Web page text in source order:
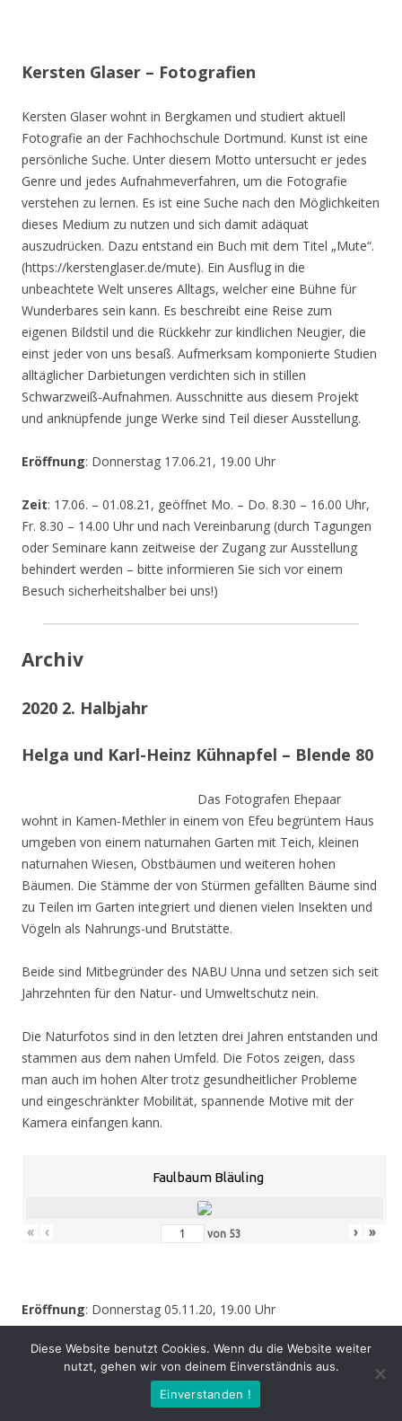
Kersten Glaser – Fotografien
Kersten Glaser wohnt in Bergkamen und studiert aktuell
Fotografie an der Fachhochschule Dortmund. Kunst ist eine
persönliche Suche. Unter diesem Motto untersucht er jedes
Genre und jedes Aufnahmeverfahren, um die Fotografie
verstehen zu lernen. Es ist eine Suche nach den Möglichkeiten
dieses Medium zu nutzen und sich damit adäquat
auszudrücken. Dazu entstand ein Buch mit dem Titel „Mute“.
(https://kerstenglaser.de/mute). Ein Ausflug in die
unbeachtete Welt unseres Alltags, welcher eine Bühne für
Wunderbares sein kann. Es beschreibt eine Reise zum
eigenen Bildstil und die Rückkehr zur kindlichen Neugier, die
einst jeder von uns besaß. Aufmerksam komponierte Studien
alltäglicher Darbietungen verdichten sich in stillen
Schwarzweiß-Aufnahmen. Ausschnitte aus diesem Projekt
und anknüpfende junge Werke sind Teil dieser Ausstellung.
Eröffnung: Donnerstag 17.06.21, 19.00 Uhr
Zeit: 17.06. – 01.08.21, geöffnet Mo. – Do. 8.30 – 16.00 Uhr,
Fr. 8.30 – 14.00 Uhr und nach Vereinbarung (durch Tagungen
oder Seminare kann zeitweise der Zugang zur Ausstellung
behindert werden – bitte informieren Sie sich vor einem
Besuch sicherheitshalber bei uns!)
Archiv
2020 2. Halbjahr
Helga und Karl-Heinz Kühnapfel – Blende 80
Das Fotografen Ehepaar
wohnt in Kamen-Methler in einem von Efeu begrüntem Haus
umgeben von einem naturnahen Garten mit Teich, kleinen
naturnahen Wiesen, Obstbäumen und weiteren hohen
Bäumen. Die Stämme der von Stürmen gefällten Bäume sind
zu Teilen im Garten integriert und dienen vielen Insekten und
Vögeln als Nahrungs-und Brutstätte.
Beide sind Mitbegründer des NABU Unna und setzen sich seit
Jahrzehnten für den Natur- und Umweltschutz nein.
Die Naturfotos sind in den letzten drei Jahren entstanden und
stammen aus dem nahen Umfeld. Die Fotos zeigen, dass
man auch im hohen Alter trotz gesundheitlicher Probleme
und eingeschränkter Mobilität, spannende Motive mit der
Kamera einfangen kann.
Faulbaum Bläuling
« ‹ von 53 › »
Eröffnung: Donnerstag 05.11.20, 19.00 Uhr
Zeit: 05.11. – 07.02.21, geöffnet Mo. – Do. 8.30 – 16.00 Uhr,
Fr. 8.30 – 14.00 Uhr und nach Vereinbarung (durch Tagungen
oder Seminare kann zeitweise der Zugang zur Ausstellung
behindert werden – bitte informieren Sie sich vor einem
Diese Website benutzt Cookies. Wenn du die Website weiter
nutzt, gehen wir von deinem Einverständnis aus.
Einverstanden !